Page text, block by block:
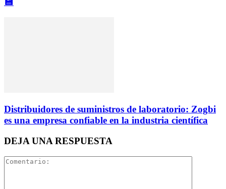
Distribuidores de suministros de laboratorio: Zogbi
es una empresa confiable en la industria científica
DEJA UNA RESPUESTA